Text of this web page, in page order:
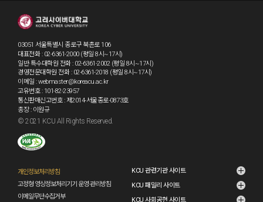
03051 서울특별시 종로구 북촌로 106
대표전화 : 02-6361-2000 (평일 8시~17시)
일반·특수대학원 전화 : 02-6361-2002 (평일 8시~17시)
경영전문대학원 전화 : 02-6361-2018 (평일 8시~17시)
이메일 : webmaster@koreacu.ac.kr
고유번호 : 101-82-23957
통신판매신고번호 : 제2014-서울종로-0873호
총장 : 이원규
© 2021 KCU All Rights Reserved.
개인정보처리방침
고정형 영상정보처리기기 운영·관리방침
이메일무단수집거부
KCU 관련기관 사이트
KCU 패밀리 사이트
KCU 사회공헌 사이트